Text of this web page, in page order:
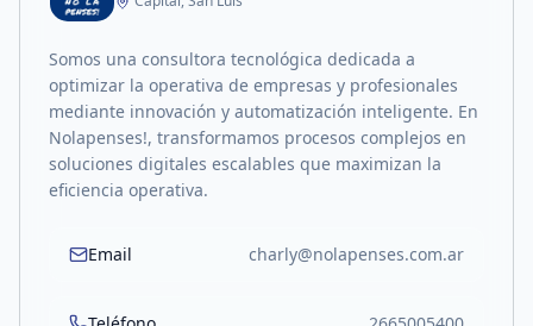
Somos una consultora tecnológica dedicada a
optimizar la operativa de empresas y profesionales
mediante innovación y automatización inteligente. En
Nolapenses!, transformamos procesos complejos en
soluciones digitales escalables que maximizan la
eficiencia operativa.
Email charly@nolapenses.com.ar